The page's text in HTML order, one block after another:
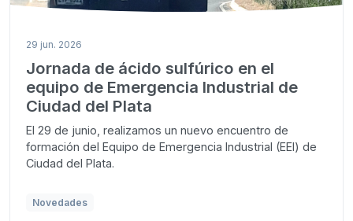
29 jun. 2026
Jornada de ácido sulfúrico en el
equipo de Emergencia Industrial de
Ciudad del Plata
El 29 de junio, realizamos un nuevo encuentro de
formación del Equipo de Emergencia Industrial (EEI) de
Ciudad del Plata.
Novedades